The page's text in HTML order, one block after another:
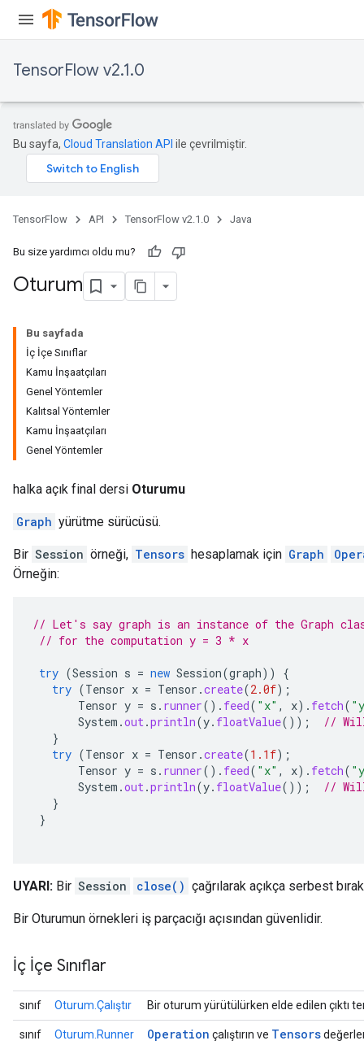
TensorFlow v2.1.0
Bu sayfa, Cloud Translation API ile çevrilmiştir.
TensorFlow API TensorFlow v2.1.0 Java
Bu size yardımcı oldu mu?
Oturum
Bu sayfada
İç İçe Sınıflar
Kamu İnşaatçıları
Genel Yöntemler
Kalıtsal Yöntemler
Kamu İnşaatçıları
Genel Yöntemler
halka açık final dersi Oturumu
Graph yürütme sürücüsü.
Bir Session örneği, Tensors hesaplamak için Graph
Örneğin:
// Let's say graph is an instance of the Graph
// for the computation y = 3 * x
try (Session s = new Session(graph))
{
try (Tensor x = Tensor .create(2.0f);
Tensor y = s . runner(). feed( "x" , x). fetch(
System .out.println(y. floatValue());
//
}
try (Tensor x = Tensor .create(1.1f);
Tensor y = s . runner(). feed( "x" , x). fetch(
System .out.println(y. floatValue());
//
}
}
UYARI: Bir Session close() çağrılarak açıkça serbest
Bir Oturumun örnekleri iş parçacığı açısından güvenlidir.
İç İçe Sınıflar
sınıf Oturum.Çalıştır Bir oturum yürütülürken elde edilen çıktı
sınıf Oturum.Runner Operation çalıştırın ve Tensors